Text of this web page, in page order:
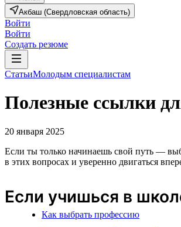
Акбаш (Свердловская область)
Войти
Войти
Создать резюме
СтатьиМолодым специалистам
Полезные ссылки
20 января 2025
Если ты только начинаешь свой путь —
в этих вопросах и уверенно двигаться
Если учишься в
Как выбрать профессию